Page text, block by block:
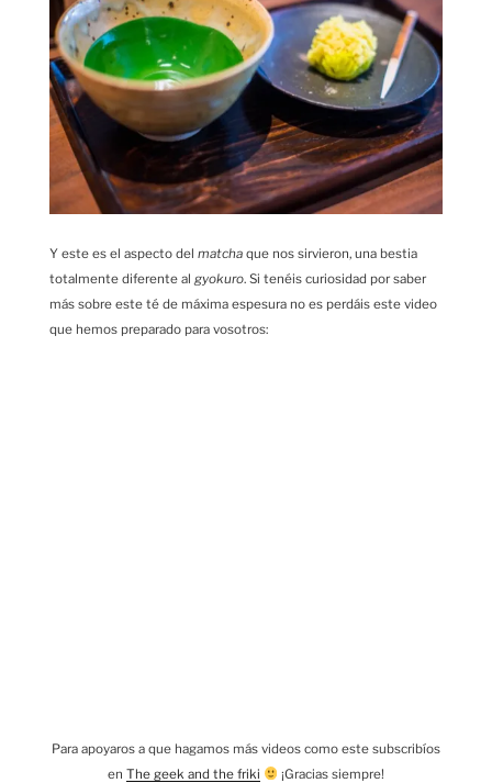
Y este es el aspecto del matcha que nos sirvieron, una bestia
totalmente diferente al gyokuro. Si tenéis curiosidad por saber
más sobre este té de máxima espesura no es perdáis este video
que hemos preparado para vosotros:
Para apoyaros a que hagamos más videos como este subscribíos
en The geek and the friki ¡Gracias siempre!